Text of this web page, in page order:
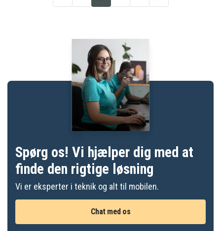
Spørg os! Vi hjælper dig med at
finde den rigtige løsning
Vi er eksperter i teknik og alt til mobilen.
Chat med os